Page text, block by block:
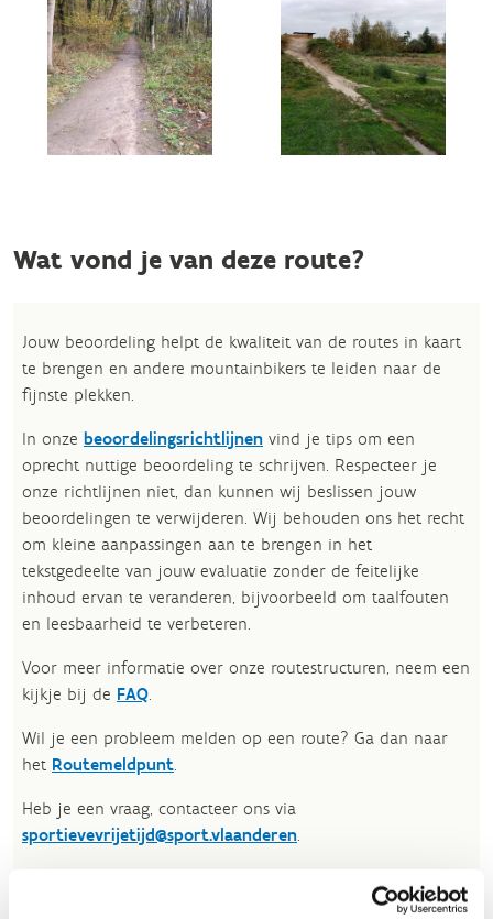
Wat vond je van deze route?
Jouw beoordeling helpt de kwaliteit van de routes in kaart
te brengen en andere mountainbikers te leiden naar de
fijnste plekken.
In onze beoordelingsrichtlijnen vind je tips om een
oprecht nuttige beoordeling te schrijven. Respecteer je
onze richtlijnen niet, dan kunnen wij beslissen jouw
beoordelingen te verwijderen. Wij behouden ons het recht
om kleine aanpassingen aan te brengen in het
tekstgedeelte van jouw evaluatie zonder de feitelijke
inhoud ervan te veranderen, bijvoorbeeld om taalfouten
en leesbaarheid te verbeteren.​
Voor meer informatie over onze routestructuren, neem een
kijkje bij de FAQ.
Wil je een probleem melden op een route? Ga dan naar
het Routemeldpunt.
Heb je een vraag, contacteer ons via
sportievevrijetijd@sport.vlaanderen.​